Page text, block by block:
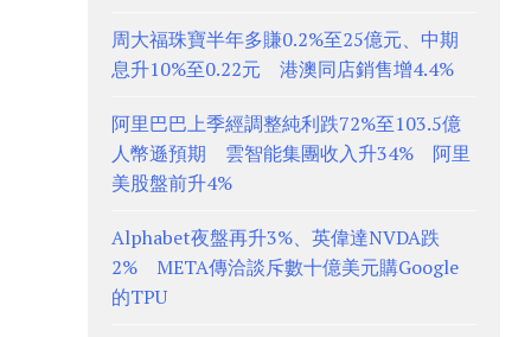
周大福珠寶半年多賺0.2%至25億元、中期
息升10%至0.22元 港澳同店銷售增4.4%
阿里巴巴上季經調整純利跌72%至103.5億
人幣遜預期 雲智能集團收入升34% 阿里
美股盤前升4%
Alphabet夜盤再升3%、英偉達NVDA跌
2% META傳洽談斥數十億美元購Google
的TPU